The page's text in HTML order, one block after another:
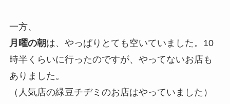
一方、
月曜の朝は、やっぱりとても空いていました。10
時半くらいに行ったのですが、やってないお店も
ありました。
（人気店の緑豆チヂミのお店はやっていました）